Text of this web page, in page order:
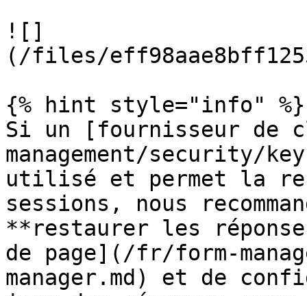
![]
(/files/
{% hint style="info" %}
Si un [fournisseur de
management/security/
utilisé et permet la
sessions, nous
**restaurer les
de page](/fr/form-
manager.md) et de